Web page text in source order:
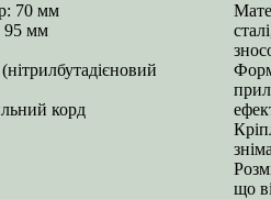
70 мм
95 мм
корд
що